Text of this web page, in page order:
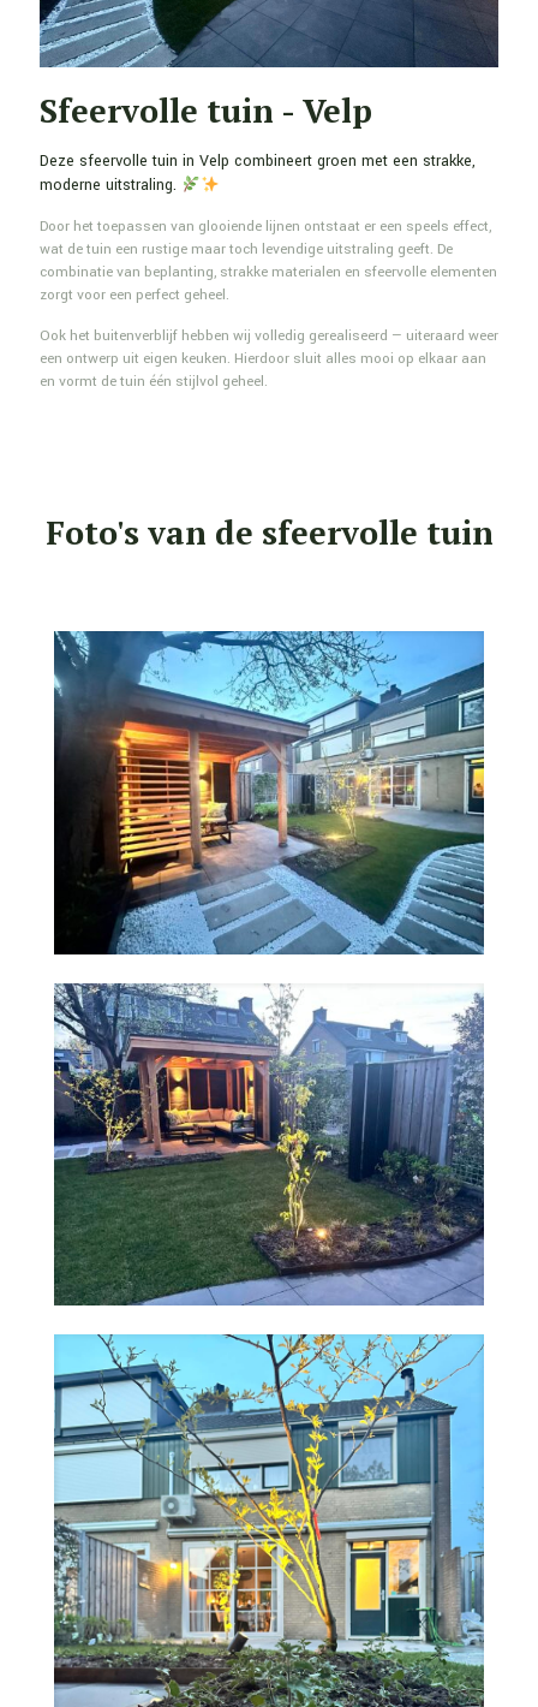
Sfeervolle tuin - Velp
Deze sfeervolle tuin in Velp combineert groen met een strakke,
moderne uitstraling.
Door het toepassen van glooiende lijnen ontstaat er een speels effect,
wat de tuin een rustige maar toch levendige uitstraling geeft. De
combinatie van beplanting, strakke materialen en sfeervolle elementen
zorgt voor een perfect geheel.
Ook het buitenverblijf hebben wij volledig gerealiseerd — uiteraard weer
een ontwerp uit eigen keuken. Hierdoor sluit alles mooi op elkaar aan
en vormt de tuin één stijlvol geheel.
Foto's van de sfeervolle tuin